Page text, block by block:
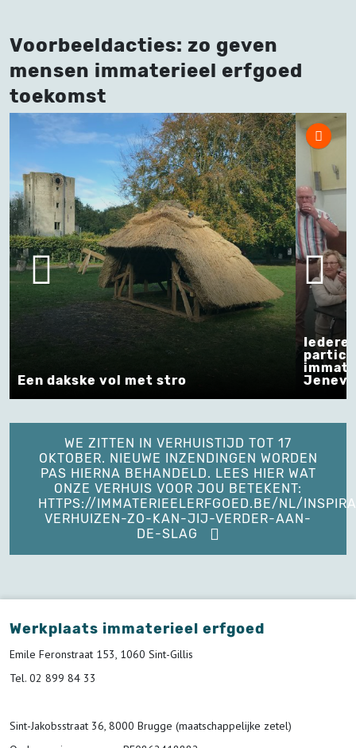
Voorbeeldacties: zo geven
mensen immaterieel erfgoed
toekomst
dakske vol met stro
WE ZITTEN IN VERHUISTIJD TOT 17
OKTOBER. NIEUWE INZENDINGEN WORDEN
PAS HIERNA BEHANDELD. LEES HIER WAT
ONZE VERHUIS VOOR JOU BETEKENT:
HTTPS://IMMATERIEELERFGOED.BE/NL/
VERHUIZEN-ZO-KAN-JIJ-VERDER-AAN-
DE-SLAG
Werkplaats immaterieel erfgoed
Emile Feronstraat 153, 1060 Sint-Gillis
Tel. 02 899 84 33
Sint-Jakobsstraat 36, 8000 Brugge (maatschappelijke zetel)